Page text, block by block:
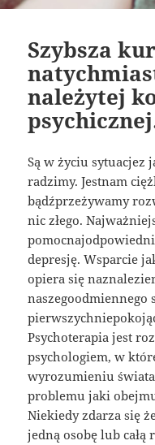
Szybsza
należytej
Są w życiu sytuacjez
radzimy. Jestnam
bądźprzeżywamy
nic złego.
depresję. Wsparcie
opiera się
naszegoodmiennego
Psychoterapia jest
psychologiem, w
wyrozumieniu
problemu jaki
Niekiedy zdarza się
jedną osobę lub